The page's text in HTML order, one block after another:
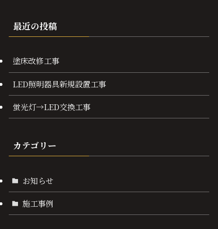
最近の投稿
塗床改修工事
LED照明器具新規設置工事
蛍光灯→LED交換工事
カテゴリー
お知らせ
施工事例